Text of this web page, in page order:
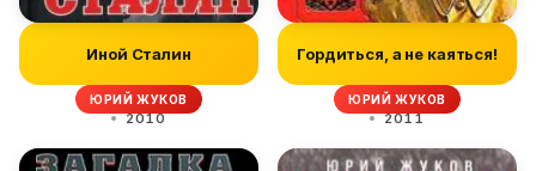
Иной Сталин
ЮРИЙ ЖУКОВ
2010
Гордиться, а не каяться!
ЮРИЙ ЖУКОВ
2011